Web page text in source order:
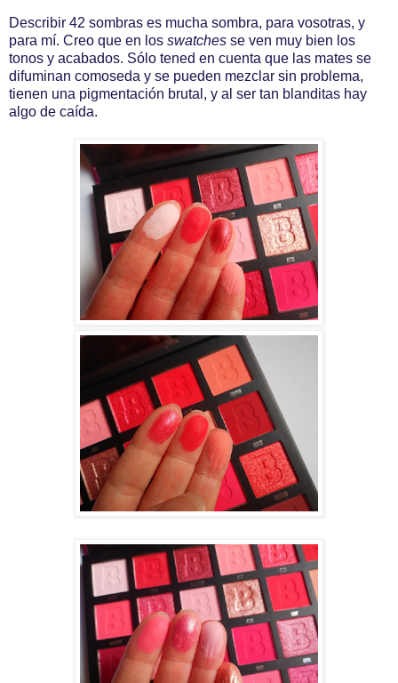
Describir 42 sombras es mucha sombra, para vosotras, y
para mí. Creo que en los swatches se ven muy bien los
tonos y acabados. Sólo tened en cuenta que las mates se
difuminan comoseda y se pueden mezclar sin problema,
tienen una pigmentación brutal, y al ser tan blanditas hay
algo de caída.